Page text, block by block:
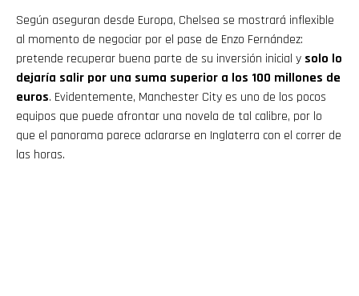
Según aseguran desde Europa, Chelsea se mostrará inflexible
al momento de negociar por el pase de Enzo Fernández:
pretende recuperar buena parte de su inversión inicial y solo lo
dejaría salir por una suma superior a los 100 millones de
euros. Evidentemente, Manchester City es uno de los pocos
equipos que puede afrontar una novela de tal calibre, por lo
que el panorama parece aclararse en Inglaterra con el correr de
las horas.